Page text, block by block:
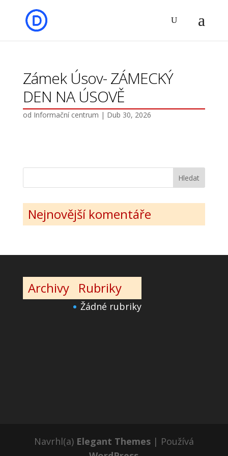
Zámek Úsov- ZÁMECKÝ
DEN NA ÚSOVĚ
od Informační centrum | Dub 30, 2026
Nejnovější komentáře
Archivy Rubriky
Žádné rubriky
Navrhl(a) Elegant Themes| Používá